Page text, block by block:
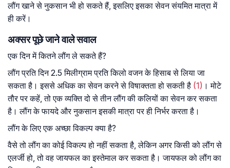
लौंग खाने से नुकसान भी हो सकते हैं, इसलिए इसका सेवन संयमित मात्रा में
ही करें।
अक्सर पूछे जाने वाले सवाल
एक दिन में कितने लौंग ले सकते हैं?
लौंग प्रति दिन 2.5 मिलीग्राम प्रति किलो वजन के हिसाब से लिया जा
सकता है। इससे अधिक का सेवन करने से विषाक्तता हो सकती है (1) । मोटे
तौर पर कहें, तो एक व्यक्ति दो से तीन लौंग की कलियों का सेवन कर सकता
है। लौंग के फायदे और नुकसान इसकी मात्रा पर ही निर्भर करता है।
लौंग के लिए एक अच्छा विकल्प क्या है?
वैसे तो लौंग का कोई विकल्प हो नहीं सकता है, लेकिन अगर किसी को लौंग से
एलर्जी हो, तो वह जायफल का इस्तेमाल कर सकता है। जायफल को लौंग का